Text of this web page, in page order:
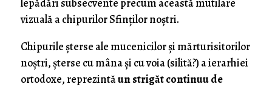
lepădări subsecvente precum această mutilare
vizuală a chipurilor Sfinţilor noştri.
Chipurile şterse ale mucenicilor şi mărturisitorilor
noştri, şterse cu mâna şi cu voia (silită?) a ierarhiei
ortodoxe, reprezintăun strigăt continuu de